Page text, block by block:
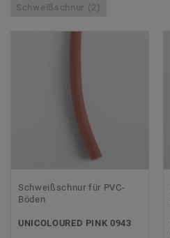
Schweißschnur (2)
Schweißschnur für PVC-
Böden
UNICOLOURED PINK 0943